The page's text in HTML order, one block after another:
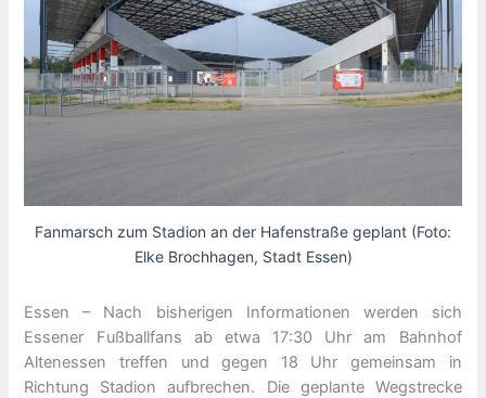
Fanmarsch zum Stadion an der Hafenstraße geplant (Foto:
Elke Brochhagen, Stadt Essen)
Essen – Nach bisherigen Informationen werden sich
Essener Fußballfans ab etwa 17:30 Uhr am Bahnhof
Altenessen treffen und gegen 18 Uhr gemeinsam in
Richtung Stadion aufbrechen. Die geplante Wegstrecke